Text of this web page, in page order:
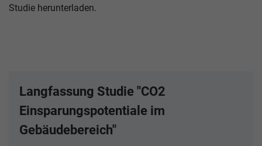
Studie herunterladen.
Langfassung Studie "CO2
Einsparungspotentiale im
Gebäudebereich"